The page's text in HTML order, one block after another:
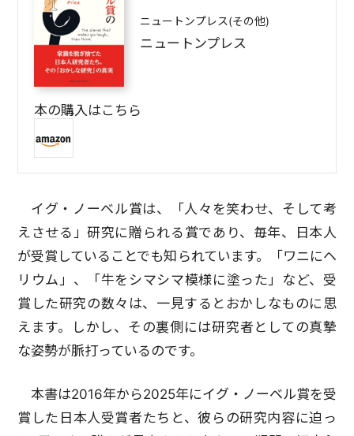
ニュートンプレス(その他)
ニュートンプレス
本の購入はこちら
イグ・ノーベル賞は、「人々を笑わせ、そして考
えさせる」研究に贈られる賞であり、毎年、日本人
が受賞していることでも知られています。「ワニにヘ
リウム」、「牛をシマシマ模様に塗った」など、受
賞した研究の数々は、一見するとおかしなものに思
えます。しかし、その裏側には研究者としての真摯
な姿勢が脈打っているのです。
本書は2016年から2025年にイグ・ノーベル賞を受
賞した日本人受賞者たちと、彼らの研究内容に迫っ